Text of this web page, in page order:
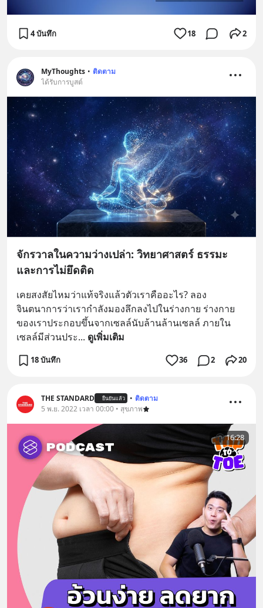
4 บันทึก 18 2
MyThoughts • ติดตาม
ได้รับการบูสต์
จักรวาลในความว่างเปล่า: วิทยาศาสตร์ ธรรมะ
และการไม่ยึดติด
เคยสงสัยไหมว่าแท้จริงแล้วตัวเราคืออะไร? ลอง
จินตนาการว่าเรากำลังมองลึกลงไปในร่างกาย ร่างกาย
ของเราประกอบขึ้นจากเซลล์นับล้านล้านเซลล์ ภายใน
เซลล์มีส่วนประ... ดูเพิ่มเติม
18 บันทึก 36 2 20
THE STANDARD ยืนยันแล้ว • ติดตาม
5 พ.ย. 2022 เวลา 00:00 • สุขภาพ
16:28